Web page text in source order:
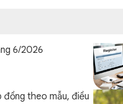
6/2026
đồng theo mẫu, điều